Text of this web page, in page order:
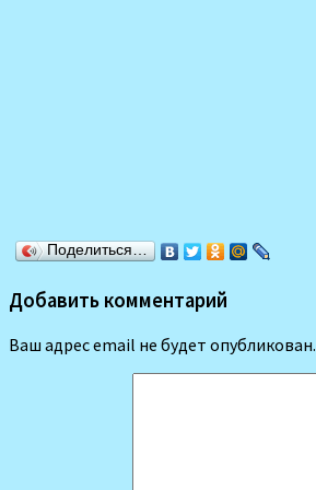
Поделиться…
Добавить комментарий
Ваш адрес email не будет опубликован.